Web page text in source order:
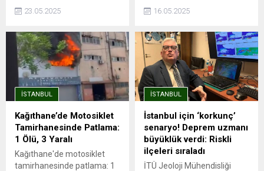
rekor seviyelere ulaşırken,
Sarıyer, Beşiktaş ve Kadıköy
90 bin TL’yi aşmış durumda.
Endeksa verilerine göre,
İstanbul’da kira fiyatları bir
önceki yıla göre %41,49
artarak ortalama 26.490
TL’ye yükseldi. Ancak bu
genel artış trendinin aksine,
Kağıthane kiralık ve satılık
konut değer artışında
İstanbul’un en...
23.05.2025
İstanbul'da şehrin dört bir
yanına hızlı ve güvenli
metro hatları, aynı zamanda
trafik sorununa da büyük
ölçüde çözüm oluyor.
Avrupa Yakası'nda önemli
aktarma istasyonları ile
entegrasyonu olan ve
İstanbul Havalimanı'na ...
16.05.2025
İSTANBUL
Kağıthane’de Motosiklet
Tamirhanesinde Patlama:
1 Ölü, 3 Yaralı
Kağıthane'de motosiklet
tamirhanesinde patlama: 1
İSTANBUL
İstanbul için ‘korkunç’
senaryo! Deprem uzmanı
büyüklük verdi: Riskli
ilçeleri sıraladı
İTÜ Jeoloji Mühendisliği